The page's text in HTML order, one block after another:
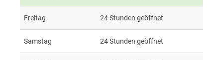
Freitag 24 Stunden geöffnet
Samstag 24 Stunden geöffnet